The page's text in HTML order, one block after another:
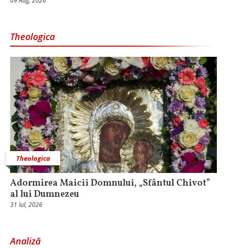
Theologica
Theologica
Adormirea Maicii Domnului, „Sfântul Chivot”
al lui Dumnezeu
31 Iul, 2026
Analiză